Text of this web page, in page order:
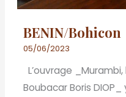
BENIN/Bohicon
05/06/2023
L’ouvrage
Boubacar Boris